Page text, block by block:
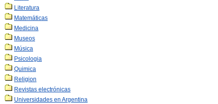
Literatura
Matemáticas
Medicina
Museos
Música
Psicologia
Quimica
Religion
Revistas electrónicas
Universidades en Argentina